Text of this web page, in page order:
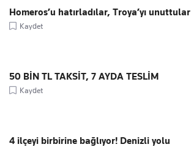
Homeros’u hatırladılar, Troya’yı unuttular
Kaydet
50 BİN TL TAKSİT, 7 AYDA TESLİM
Kaydet
4 ilçeyi birbirine bağlıyor! Denizli yolu